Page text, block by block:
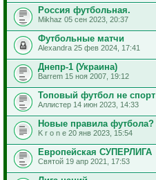
Россия футбольная.
Mikhaz 05 сен 2023, 20:37
Футбольные матчи
Alexandra 25 фев 2024, 17:41
Днепр-1 (Украина)
Barrem 15 ноя 2007, 19:12
Топовый футбол не спорт
Аллистер 14 июн 2023, 14:33
Новые правила футбола?
K r o n e 20 янв 2023, 15:54
Европейская СУПЕРЛИГА
Святой 19 апр 2021, 17:53